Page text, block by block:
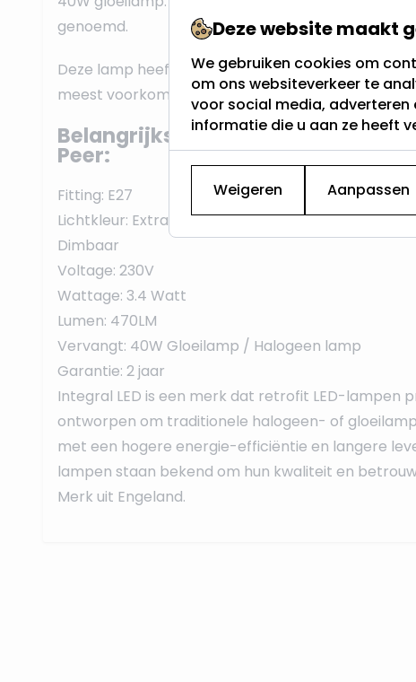
genoemd.
Deze lamp heeft een E27 fitting, vaak dikke fitting
meest voorkomende schroeffitting en werkt op
Belangrijkste eigenschappen van
Peer:
Fitting: E27
Lichtkleur: Extra Warm Wit - 2700K
Dimbaar
Voltage: 230V
Wattage: 3.4 Watt
Lumen: 470LM
Vervangt: 40W Gloeilamp / Halogeen lamp
Garantie: 2 jaar
Integral LED is een merk dat retrofit LED-lampen
ontworpen om traditionele halogeen- of
met een hogere energie-efficiëntie en langere
lampen staan bekend om hun kwaliteit en
Merk uit Engeland.
Deze website maakt
We gebruiken cookies om
om ons websiteverkeer te
voor social media, adverteren
informatie die u aan ze heeft
Weigeren Aanpassen